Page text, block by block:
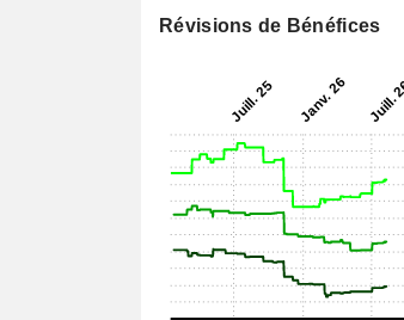
Révisions de Bénéfices